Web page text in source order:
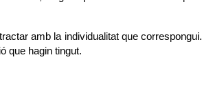
amb la individualitat que
que hagin tingut.